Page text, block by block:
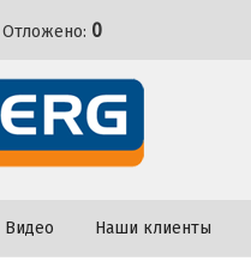
Отложено: 0
Видео Наши клиенты